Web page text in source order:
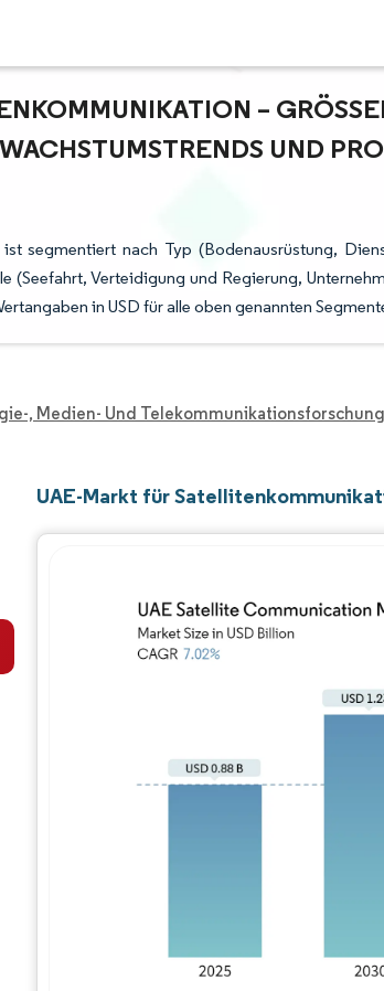
–
UND
segmentiert nach Typ (Bodenausrüstung,
(Seefahrt, Verteidigung und Regierung,
in USD für alle oben genannten
, Medien- Und Telekommunikationsforschung
UAE-Markt für